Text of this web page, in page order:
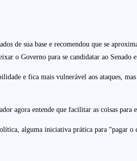
de sua base e recomendou que se
o Governo para se candidatar ao Senado
e fica mais vulnerável aos ataques,
agora entende que facilitar as coisas para
alguma iniciativa prática para “pagar